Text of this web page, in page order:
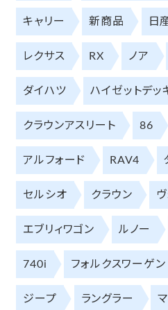
キャリー 新商品 日
レクサス RX ノア
ダイハツ ハイゼットデッ
クラウンアスリート 86
アルフォード RAV4
セルシオ クラウン
エブリィワゴン ルノー
740i フォルクスワーゲン
ジープ ラングラー